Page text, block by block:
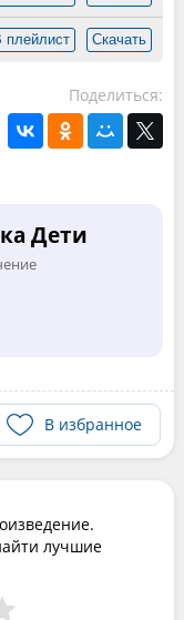
плейлист Скачать
Поделиться:
Дети
В избранное
лучшие